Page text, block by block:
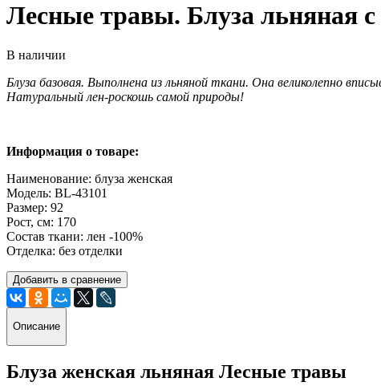
Лесные травы. Блуза льняная
В наличии
Блуза базовая. Выполнена из льняной ткани. Она великолепно
Натуральный лен-роскошь самой природы!
Информация о товаре:
Наименование: блуза женская
Модель: BL-43101
Размер: 92
Рост, см: 170
Состав ткани: лен -100%
Отделка: без отделки
Добавить в сравнение
Описание
Блуза женская льняная Лесные травы